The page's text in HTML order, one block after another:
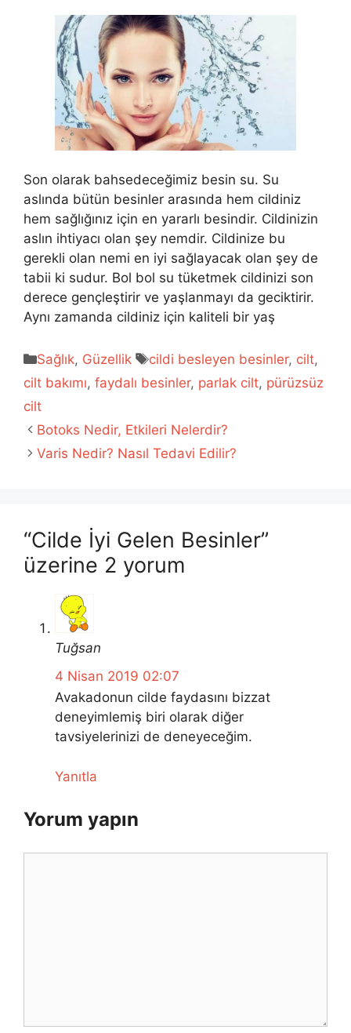
Son olarak bahsedeceğimiz besin su. Su
aslında bütün besinler arasında hem cildiniz
hem sağlığınız için en yararlı besindir. Cildinizin
aslın ihtiyacı olan şey nemdir. Cildinize bu
gerekli olan nemi en iyi sağlayacak olan şey de
tabii ki sudur. Bol bol su tüketmek cildinizi son
derece gençleştirir ve yaşlanmayı da geciktirir.
Aynı zamanda cildiniz için kaliteli bir yaş
Kategoriler
Sağlık, Güzellik Etiketler
cildi besleyen besinler, cilt,
cilt bakımı, faydalı besinler, parlak cilt, pürüzsüz
cilt
Botoks Nedir, Etkileri Nelerdir?
Varis Nedir? Nasıl Tedavi Edilir?
“Cilde İyi Gelen Besinler”
üzerine 2 yorum
Tuğsan
4 Nisan 2019 02:07
Avakadonun cilde faydasını bizzat
deneyimlemiş biri olarak diğer
tavsiyelerinizi de deneyeceğim.
Yanıtla
Yorum yapın